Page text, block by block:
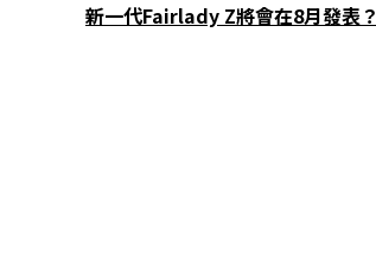
新一代Fairlady Z將會在8月發表？